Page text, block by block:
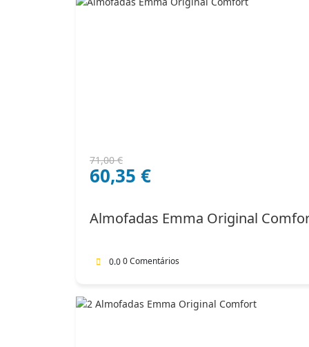
71,00€
O
preço
71,00 €.
60,35 €
O
preço
60,35 €.
Almofadas Emma Original
0.00 Comentários